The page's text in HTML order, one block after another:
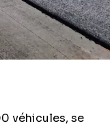
véhicules, se